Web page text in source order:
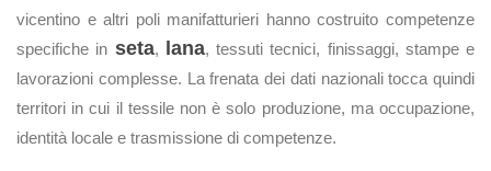
vicentino e altri poli manifatturieri hanno costruito competenze
specifiche in seta, lana, tessuti tecnici, finissaggi, stampe e
lavorazioni complesse. La frenata dei dati nazionali tocca quindi
territori in cui il tessile non è solo produzione, ma occupazione,
identità locale e trasmissione di competenze.